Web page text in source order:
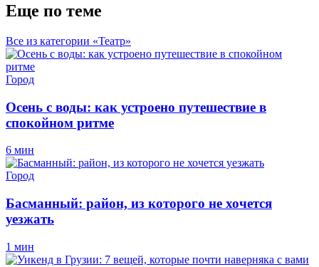
Еще по теме
Все из категории «Театр»
Город
Осень с воды: как устроено путешествие в
спокойном ритме
6 мин
Город
Басманный: район, из которого не хочется
уезжать
1 мин